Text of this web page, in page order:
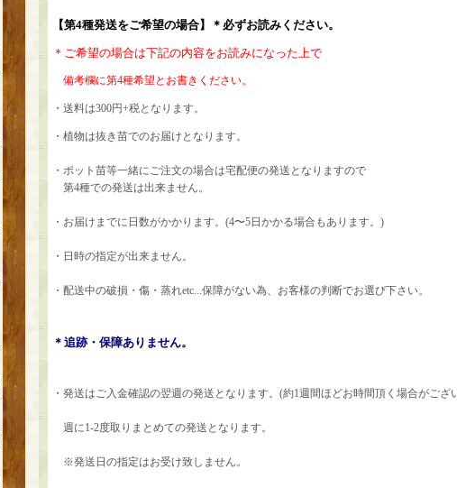
【第4種発送をご希望の場合】＊必ずお読みください。
＊ご希望の場合は下記の内容をお読みになった上で
備考欄に第4種希望とお書きください。
・送料は300円+税となります。
・植物は抜き苗でのお届けとなります。
・ポット苗等一緒にご注文の場合は宅配便の発送となりますので
第4種での発送は出来ません。
・お届けまでに日数がかかります。(4〜5日かかる場合もあります。)
・日時の指定が出来ません。
・配送中の破損・傷・蒸れetc...保障がない為、お客様の判断でお選び下さい。
＊追跡・保障ありません。
・発送はご入金確認の翌週の発送となります。(約1週間ほどお時間頂く場合がござ
週に1-2度取りまとめての発送となります。
※発送日の指定はお受け致しません。